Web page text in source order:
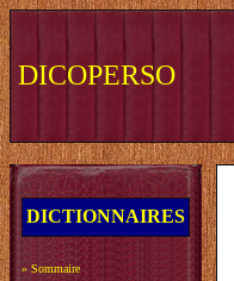
DICOPERSO
DICTIONNAIRES
» Sommaire